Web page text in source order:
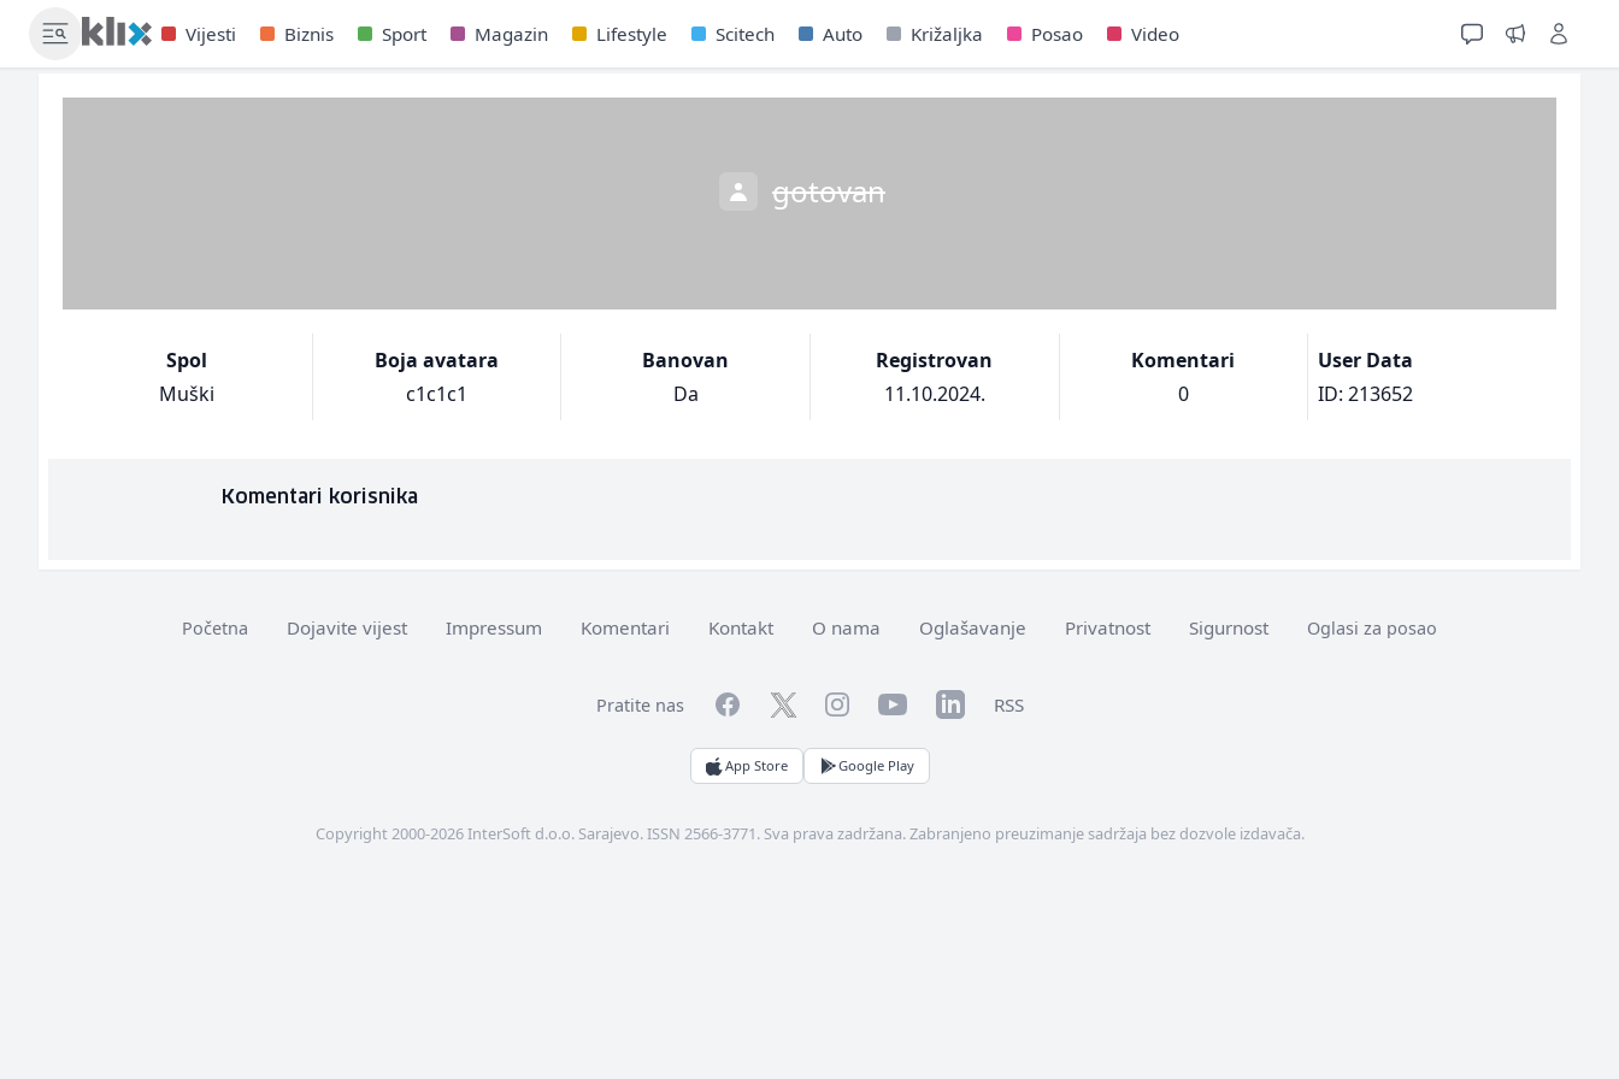
Vijesti Biznis Sport Magazin Lifestyle Scitech Auto Križaljka Posao Video
gotovan
Spol
Muški
Boja avatara
c1c1c1
Banovan
Da
Registrovan
11.10.2024.
Komentari
0
User Data
ID: 213652
Komentari korisnika
Početna Dojavite vijest Impressum Komentari Kontakt O nama Oglašavanje Privatnost Sigurnost Oglasi za posao
Pratite nas FacebookTwitterInstagramYouTubeLinkedInRSS
App Store Google Play
Copyright 2000-2026 InterSoft d.o.o. Sarajevo. ISSN 2566-3771. Sva prava zadržana. Zabranjeno preuzimanje sadržaja bez dozvole izdavača.